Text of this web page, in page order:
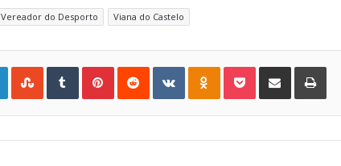
Vereador do Desporto Viana do Castelo
LinkedIn StumbleUpon Tumblr Pinterest Reddit VKontakte Odnoklassniki Pocket Share via Email Print